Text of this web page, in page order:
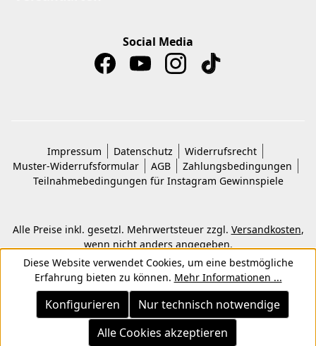
Social Media
Impressum Datenschutz
Widerrufsrecht
Muster-Widerrufsformular
AGB
Zahlungsbedingungen
Teilnahmebedingungen für Instagram Gewinnspiele
Alle Preise inkl. gesetzl. Mehrwertsteuer zzgl. Versandkosten,
wenn nicht anders angegeben.
© 2026 Copyright © Kwon KG. Alle Rechte vorbehalten.
Diese Website verwendet Cookies, um eine bestmögliche
Erfahrung bieten zu können. Mehr Informationen ...
Nur technisch notwendige
Konfigurieren
Alle Cookies akzeptieren